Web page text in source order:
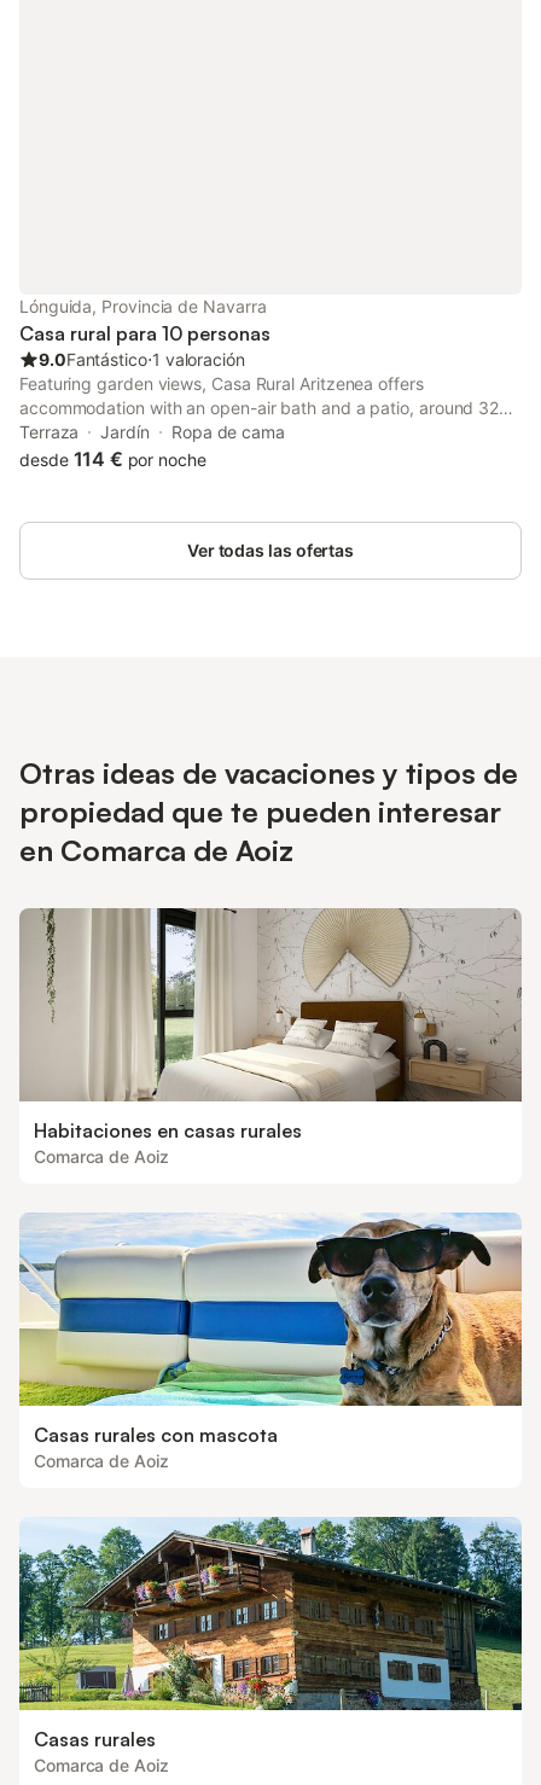
Lónguida, Provincia de Navarra
Casa rural para 10 personas
9.0Fantástico⋅1 valoración
Featuring garden views, Casa Rural Aritzenea offers
accommodation with an open-air bath and a patio, around 32
km from Pamplona Catedral. Guests can benefit from a balcony
and an outdoor fireplace.
Terraza Jardín
Ropa de cama
desde 114 € por noche
Ver todas las ofertas
Otras ideas de vacaciones y tipos de
propiedad que te pueden interesar
en Comarca de Aoiz
Habitaciones en casas rurales
Comarca de Aoiz
Casas rurales con mascota
Comarca de Aoiz
Casas rurales
Comarca de Aoiz